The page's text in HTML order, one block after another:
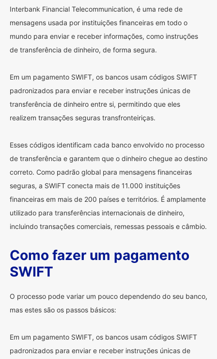
Interbank Financial Telecommunication, é uma rede de
mensagens usada por instituições financeiras em todo o
mundo para enviar e receber informações, como instruções
de transferência de dinheiro, de forma segura.
Em um pagamento SWIFT, os bancos usam códigos SWIFT
padronizados para enviar e receber instruções únicas de
transferência de dinheiro entre si, permitindo que eles
realizem transações seguras transfronteiriças.
Esses códigos identificam cada banco envolvido no processo
de transferência e garantem que o dinheiro chegue ao destino
correto. Como padrão global para mensagens financeiras
seguras, a SWIFT conecta mais de 11.000 instituições
financeiras em mais de 200 países e territórios. É amplamente
utilizado para transferências internacionais de dinheiro,
incluindo transações comerciais, remessas pessoais e câmbio.
Como fazer um pagamento
SWIFT
O processo pode variar um pouco dependendo do seu banco,
mas estes são os passos básicos:
Em um pagamento SWIFT, os bancos usam códigos SWIFT
padronizados para enviar e receber instruções únicas de